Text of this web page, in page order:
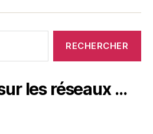
les réseaux …